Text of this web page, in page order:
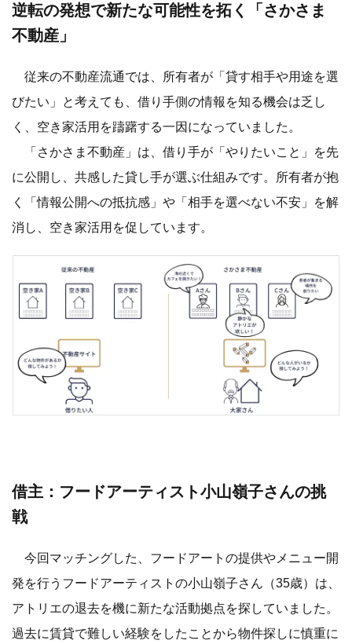
逆転の発想で新たな可能性を拓く「さかさま
不動産」
従来の不動産流通では、所有者が「貸す相手や用途を選
びたい」と考えても、借り手側の情報を知る機会は乏し
く、空き家活用を躊躇する一因になっていました。
「さかさま不動産」は、借り手が「やりたいこと」を先
に公開し、共感した貸し手が選ぶ仕組みです。所有者が抱
く「情報公開への抵抗感」や「相手を選べない不安」を解
消し、空き家活用を促しています。
借主：フードアーティスト小山嶺子さんの挑
戦
今回マッチングした、フードアートの提供やメニュー開
発を行うフードアーティストの小山嶺子さん（35歳）は、
アトリエの退去を機に新たな活動拠点を探していました。
過去に賃貸で難しい経験をしたことから物件探しに慎重に